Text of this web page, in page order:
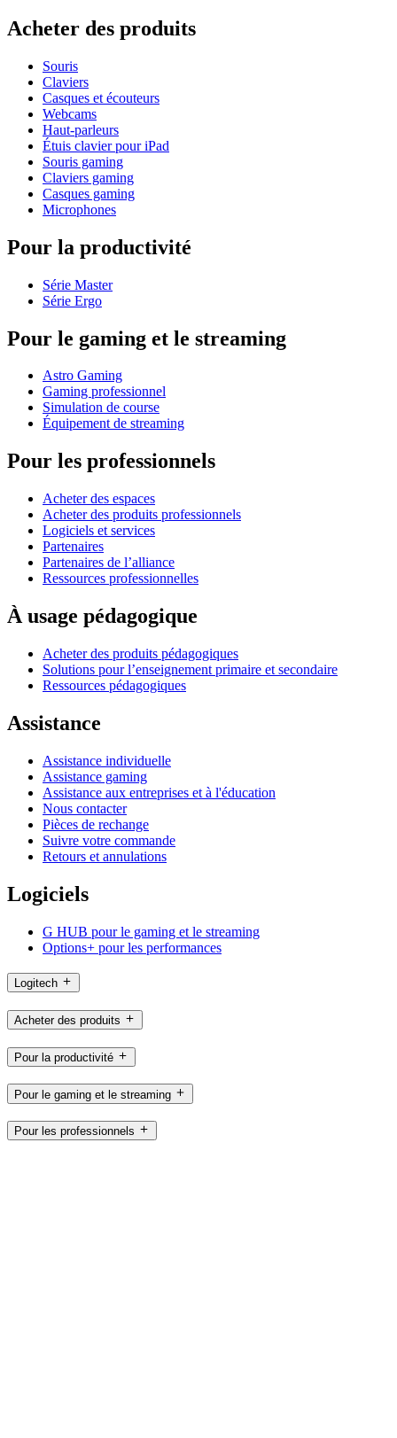
Acheter des produits
Souris
Claviers
Casques et écouteurs
Webcams
Haut-parleurs
Étuis clavier pour iPad
Souris gaming
Claviers gaming
Casques gaming
Microphones
Pour la productivité
Série Master
Série Ergo
Pour le gaming et le streaming
Astro Gaming
Gaming professionnel
Simulation de course
Équipement de streaming
Pour les professionnels
Acheter des espaces
Acheter des produits professionnels
Logiciels et services
Partenaires
Partenaires de l’alliance
Ressources professionnelles
À usage pédagogique
Acheter des produits pédagogiques
Solutions pour l’enseignement primaire et secondaire
Ressources pédagogiques
Assistance
Assistance individuelle
Assistance gaming
Assistance aux entreprises et à l'éducation
Nous contacter
Pièces de rechange
Suivre votre commande
Retours et annulations
Logiciels
G HUB pour le gaming et le streaming
Options+ pour les performances
Logitech
Acheter des produits
Pour la productivité
Pour le gaming et le streaming
Pour les professionnels